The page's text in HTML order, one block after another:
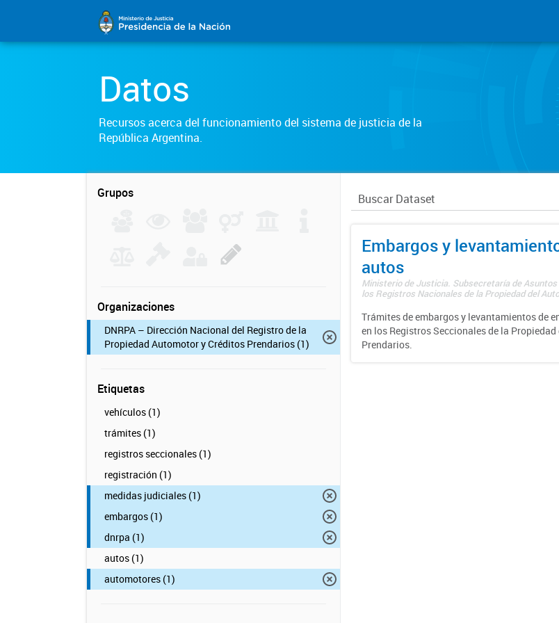
Datos
Recursos acerca del funcionamiento del sistema de justicia de la
República Argentina.
Grupos
Organizaciones
DNRPA – Dirección Nacional del Registro de la
Propiedad Automotor y Créditos Prendarios (1)
Etiquetas
vehículos (1)
trámites (1)
registros seccionales (1)
registración (1)
medidas judiciales (1)
embargos (1)
dnrpa (1)
autos (1)
automotores (1)
Embargos y
autos
Ministerio de Justicia. Subsecretaría de
los Registros Nacionales de la Propiedad del
Trámites de embargos y levantamientos de
en los Registros Seccionales de la
Prendarios.